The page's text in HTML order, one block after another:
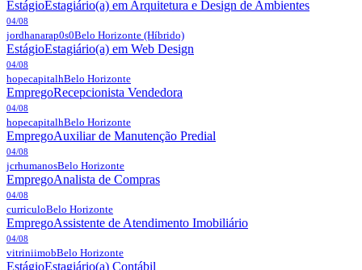
EstágioEstagiário(a) em Arquitetura e Design de Ambientes
04/08
jordhanarap0s0Belo Horizonte (Híbrido)
EstágioEstagiário(a) em Web Design
04/08
hopecapitalhBelo Horizonte
EmpregoRecepcionista Vendedora
04/08
hopecapitalhBelo Horizonte
EmpregoAuxiliar de Manutenção Predial
04/08
jcrhumanosBelo Horizonte
EmpregoAnalista de Compras
04/08
curriculoBelo Horizonte
EmpregoAssistente de Atendimento Imobiliário
04/08
vitriniimobBelo Horizonte
EstágioEstagiário(a) Contábil